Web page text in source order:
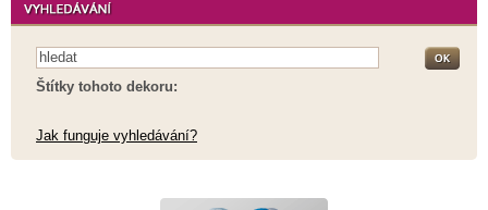
Štítky tohoto dekoru:
Jak funguje vyhledávání?